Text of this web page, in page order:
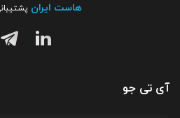
هاست ایران
آی تی جو